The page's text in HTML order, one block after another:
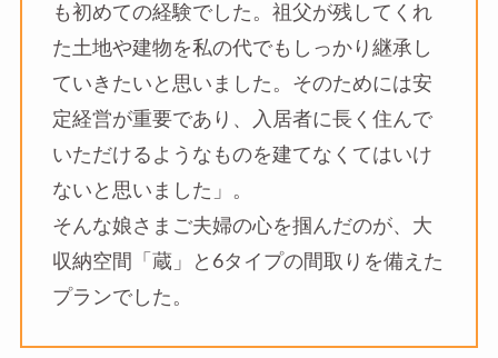
も初めての経験でした。祖父が残してくれ
た土地や建物を私の代でもしっかり継承し
ていきたいと思いました。そのためには安
定経営が重要であり、入居者に長く住んで
いただけるようなものを建てなくてはいけ
ないと思いました」。
そんな娘さまご夫婦の心を掴んだのが、大
収納空間「蔵」と6タイプの間取りを備えた
プランでした。